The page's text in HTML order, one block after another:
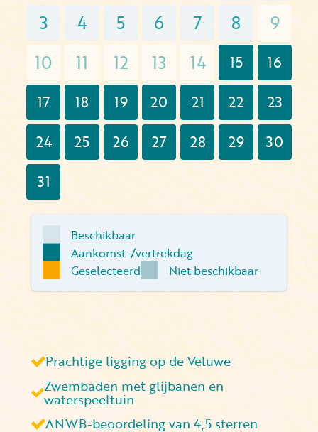
3
4 5 6 7 8
9
10
11 12 13 14 15
16
17
18 19 20 21 22
23
24
25 26 27 28 29
30
31
Beschikbaar
Aankomst-/vertrekdag
Geselecteerd
Niet beschikbaar
Prachtige ligging op de Veluwe
Zwembaden met glijbanen en
waterspeeltuin
ANWB-beoordeling van 4,5 sterren